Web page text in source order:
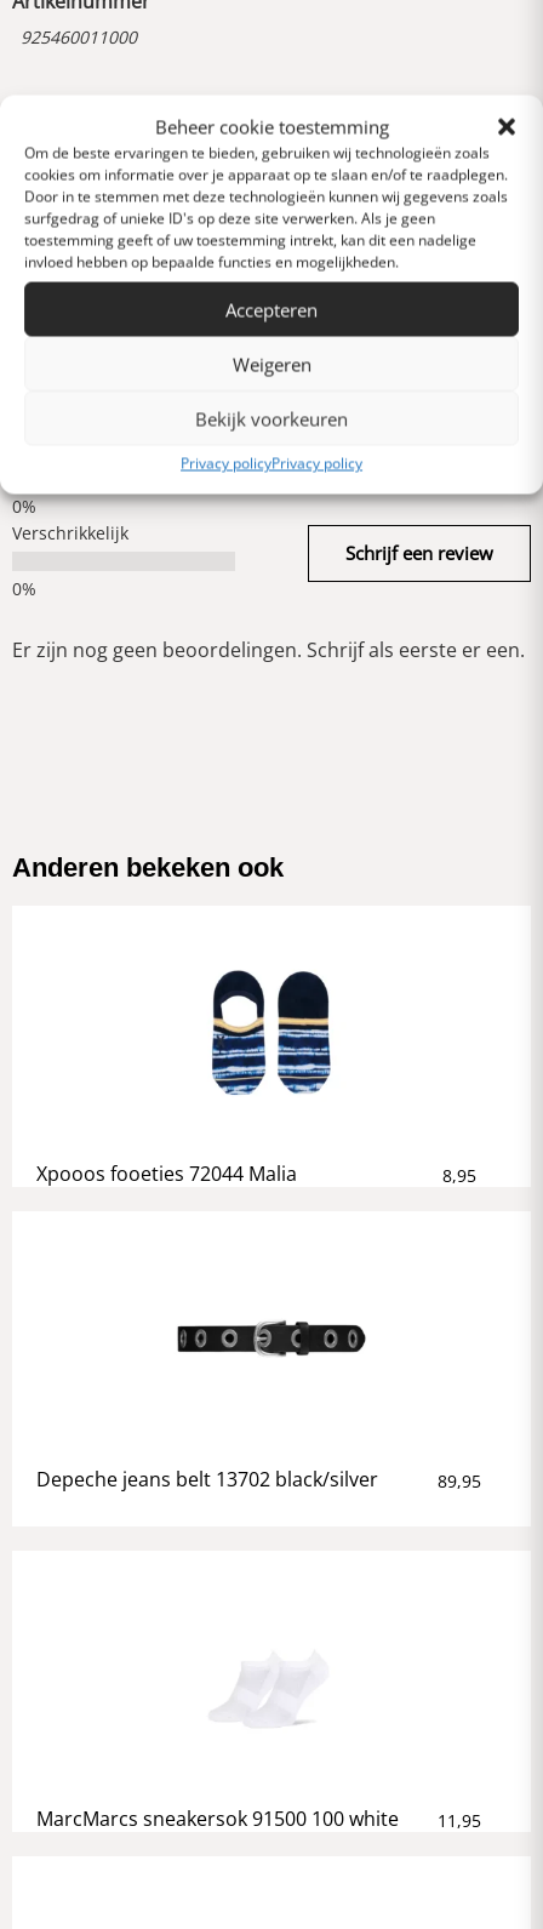
Beheer cookie toestemming
Om de beste ervaringen te bieden, gebruiken wij technologieën zoals
cookies om informatie over je apparaat op te slaan en/of te raadplegen.
Door in te stemmen met deze technologieën kunnen wij gegevens zoals
surfgedrag of unieke ID's op deze site verwerken. Als je geen
toestemming geeft of uw toestemming intrekt, kan dit een nadelige
invloed hebben op bepaalde functies en mogelijkheden.
Accepteren
Weigeren
Bekijk voorkeuren
Privacy policyPrivacy policy
925460011000
0 van 5 sterren (op
basis van 0 reviews)
Uitstekend
Heel goed
Verschrikkelijk
Schrijf een review
Er zijn nog geen beoordelingen. Schrijf als eerste er een.
Anderen bekeken ook
Xpooos fooeties 72044 Malia 8,95
Depeche jeans belt 13702 black/silver 89,95
MarcMarcs sneakersok 91500 100 white 11,95